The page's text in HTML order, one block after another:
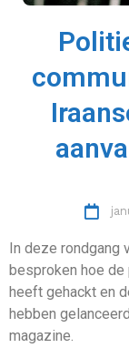
In deze
besproken hoe
heeft gehackt en
hebben
magazine.